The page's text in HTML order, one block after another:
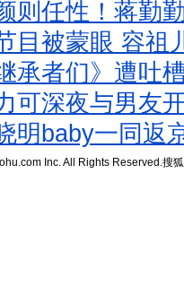
则任性！蒋勤
目被蒙眼 容祖
承者们》遭吐
可深夜与男友
明baby一同返
Inc. All Rights Reserved.搜